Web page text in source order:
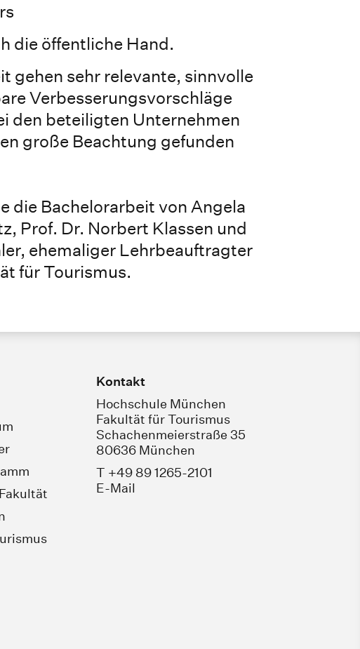
die öffentliche Hand.
gehen sehr relevante, sinnvolle
Verbesserungsvorschläge
den beteiligten Unternehmen
große Beachtung gefunden
die Bachelorarbeit von Angela
Prof. Dr. Norbert Klassen und
ehemaliger Lehrbeauftragter
für Tourismus.
Kontakt
Hochschule München
Fakultät für Tourismus
Schachenmeierstraße 35
80636 München
T +49 89 1265-2101
E-Mail